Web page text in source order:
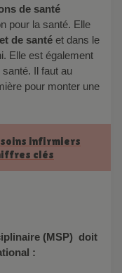
de santé
pour la santé. Elle
de santé et dans le
Elle est également
Il faut au
pour monter une
infirmiers
clés
: